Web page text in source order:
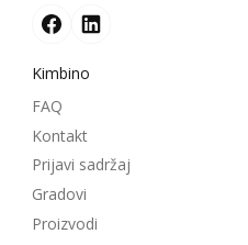
Kimbino
FAQ
Kontakt
Prijavi sadržaj
Gradovi
Proizvodi